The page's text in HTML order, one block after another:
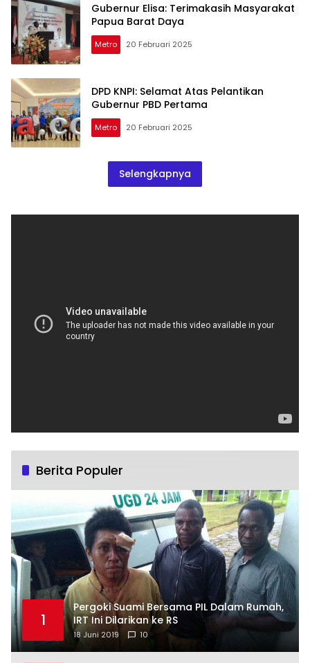
Gubernur Elisa: Terimakasih Masyarakat
Papua Barat Daya
Metro 20 Februari 2025
DPD KNPI: Selamat Atas Pelantikan
Gubernur PBD Pertama
Metro 20 Februari 2025
Selengkapnya
Berita Populer
1
Pergoki Suami Bersama PIL Dalam Rumah,
IRT Ini Dilarikan ke RS
18 Juni 2019 10